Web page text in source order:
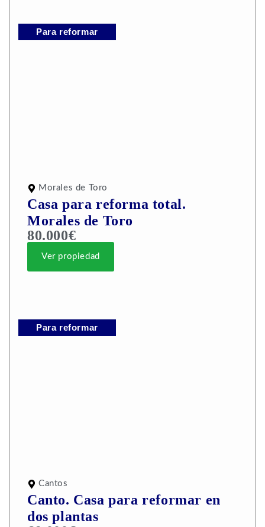
Para reformar
Morales de Toro
Casa para reforma total.
Morales de Toro
80.000€
Ver propiedad
Para reformar
Cantos
Canto. Casa para reformar en
dos plantas